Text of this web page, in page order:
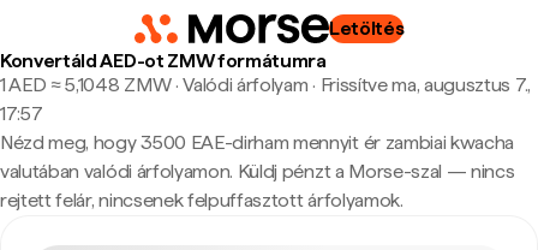
Letöltés
Konvertáld AED-ot ZMW formátumra
1 AED ≈ 5,1048 ZMW · Valódi árfolyam · Frissítve ma, augusztus 7.,
17:57
Nézd meg, hogy 3500 EAE-dirham mennyit ér zambiai kwacha
valutában valódi árfolyamon. Küldj pénzt a Morse-szal — nincs
rejtett felár, nincsenek felpuffasztott árfolyamok.